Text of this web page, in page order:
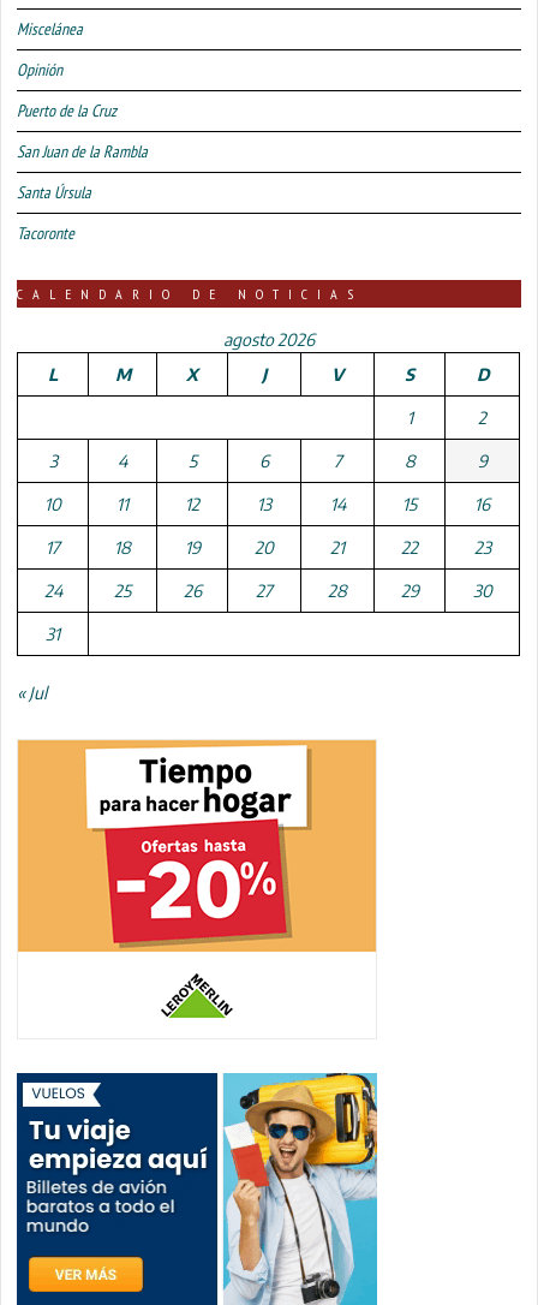
Miscelánea
Opinión
Puerto de la Cruz
San Juan de la Rambla
Santa Úrsula
Tacoronte
CALENDARIO DE NOTICIAS
agosto 2026
L
M X J V S D
1 2
3 4 5 6 7 8 9
10 11 12 13 14 15 16
17 18 19 20 21 22 23
24 25 26 27 28 29 30
31
« Jul